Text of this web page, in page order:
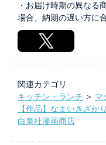
・お届け時期の異なる
場合、納期の遅い方に
関連カテゴリ
キッチン・ランチ ＞ マ
【作品】なまいきざかり
白泉社漫画商店